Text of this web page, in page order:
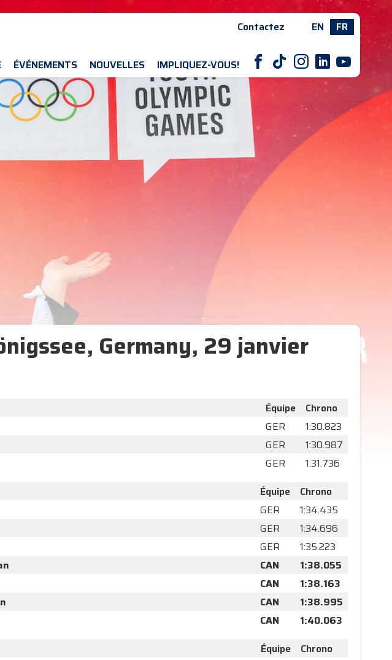
Contactez EN FR
ÉVÉNEMENTS NOUVELLES IMPLIQUEZ-VOUS! F T I L Y
Germany, 29 janvier
Équipe
Chrono
GER
1:30.823
GER
1:30.987
GER
1:31.736
Équipe
Chrono
GER
1:34.435
GER
1:34.696
GER
1:35.223
CAN
1:38.055
CAN
1:38.163
CAN
1:38.995
CAN
1:40.063
Équipe
Chrono